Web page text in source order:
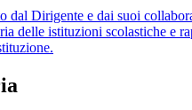
dal Dirigente e dai suoi
delle istituzioni scolastiche e